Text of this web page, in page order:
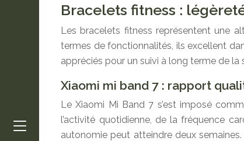
Bracelets fitness :
Les bracelets fitness représentent une
termes de fonctionnalités, ils excellent
appréciés pour un suivi à long terme de
Xiaomi mi band 7 : rapport
Le Xiaomi Mi Band 7 s’est imposé
l’activité quotidienne, de la fréquence
autonomie peut atteindre deux